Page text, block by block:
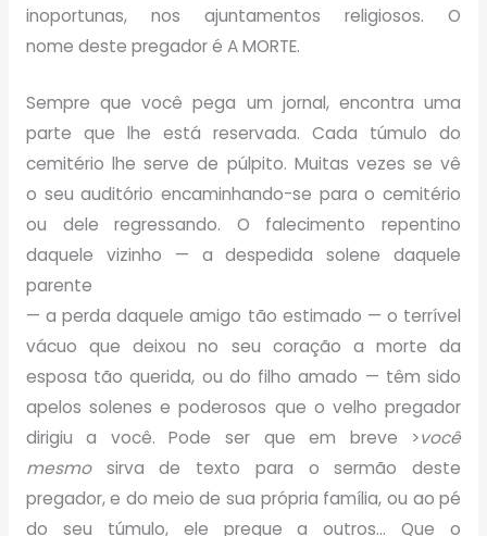
inoportunas, nos ajuntamentos religiosos. O
nome deste pregador é A MORTE.
Sempre que você pega um jornal, encontra uma
parte que lhe está reservada. Cada túmulo do
cemitério lhe serve de púlpito. Muitas vezes se vê
o seu auditório encaminhando-se para o cemitério
ou dele regressando. O falecimento repentino
daquele vizinho — a despedida solene daquele
parente
— a perda daquele amigo tão estimado — o terrível
vácuo que deixou no seu coração a morte da
esposa tão querida, ou do filho amado — têm sido
apelos solenes e poderosos que o velho pregador
dirigiu a você. Pode ser que em breve >você
mesmosirva de texto para o sermão deste
pregador, e do meio de sua própria família, ou ao pé
do seu túmulo, ele pregue a outros… Que o